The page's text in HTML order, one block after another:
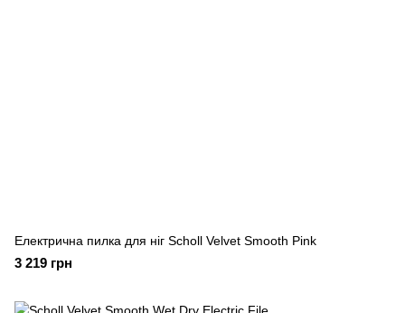
Електрична пилка для ніг Scholl Velvet Smooth Pink
3 219 грн